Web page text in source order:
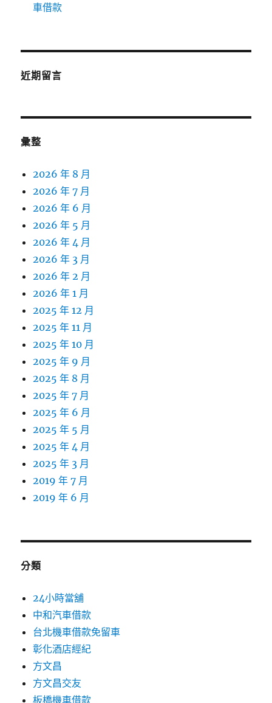
車借款
近期留言
彙整
2026 年 8 月
2026 年 7 月
2026 年 6 月
2026 年 5 月
2026 年 4 月
2026 年 3 月
2026 年 2 月
2026 年 1 月
2025 年 12 月
2025 年 11 月
2025 年 10 月
2025 年 9 月
2025 年 8 月
2025 年 7 月
2025 年 6 月
2025 年 5 月
2025 年 4 月
2025 年 3 月
2019 年 7 月
2019 年 6 月
分類
24小時當舖
中和汽車借款
台北機車借款免留車
彰化酒店經紀
方文昌
方文昌交友
板橋機車借款